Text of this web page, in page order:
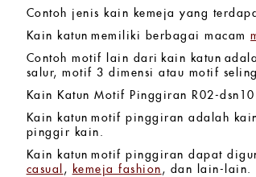
Contoh jenis kain kemeja yang
Kain katun memiliki berbagai macam
Contoh motif lain dari kain katun
salur, motif 3 dimensi atau motif
Kain Katun Motif Pinggiran R02-
Kain katun motif pinggiran adalah
pinggir kain.
Kain katun motif pinggiran dapat
casual , kemeja fashion, dan lain-lain.